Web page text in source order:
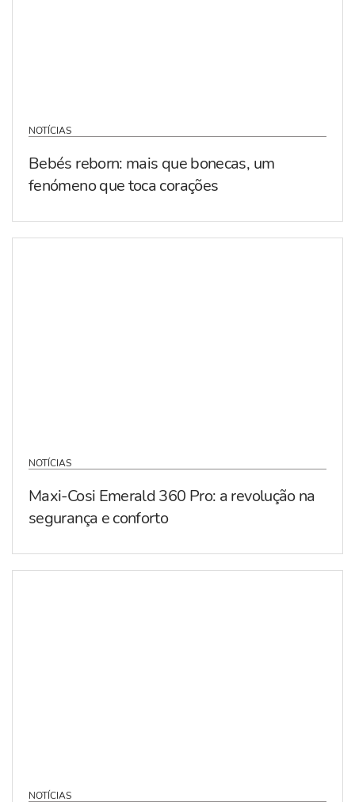
NOTÍCIAS
Bebés reborn: mais que bonecas, um
fenómeno que toca corações
NOTÍCIAS
Maxi-Cosi Emerald 360 Pro: a revolução na
segurança e conforto
NOTÍCIAS